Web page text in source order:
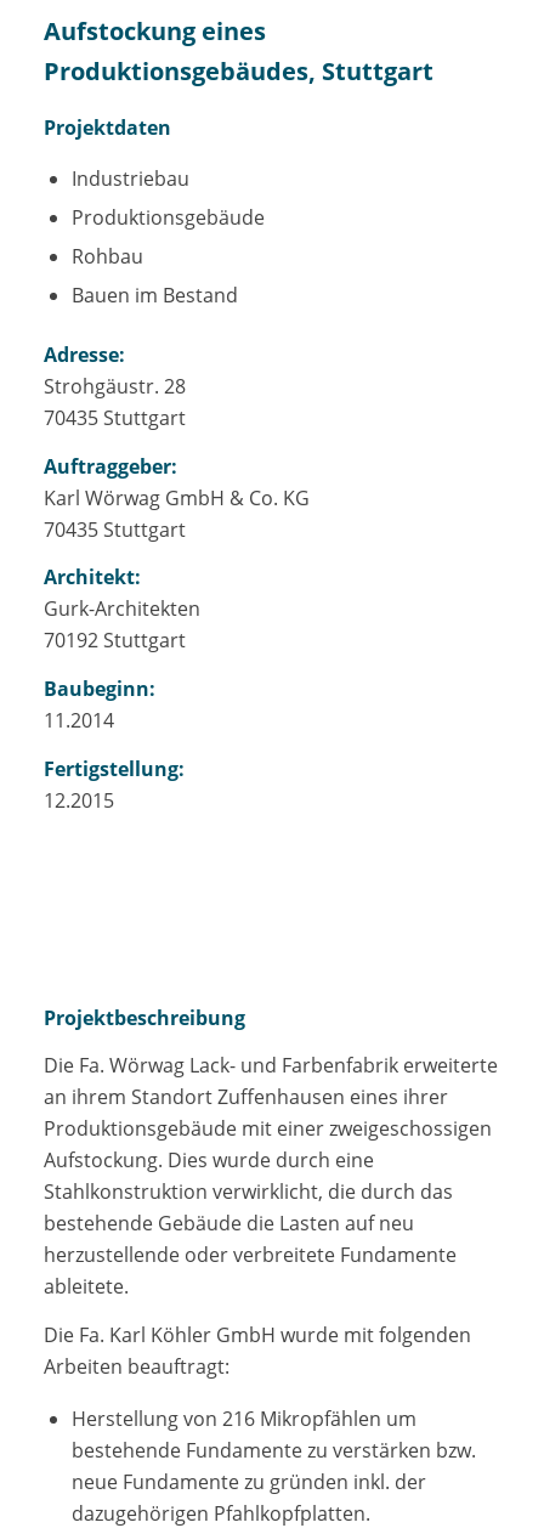
Aufstockung eines
Produktionsgebäudes, Stuttgart
Projektdaten
Industriebau
Produktionsgebäude
Rohbau
Bauen im Bestand
Adresse:
Strohgäustr. 28
70435 Stuttgart
Auftraggeber:
Karl Wörwag GmbH & Co. KG
70435 Stuttgart
Architekt:
Gurk-Architekten
70192 Stuttgart
Baubeginn:
11.2014
Fertigstellung:
12.2015
Projektbeschreibung
Die Fa. Wörwag Lack- und Farbenfabrik erweiterte
an ihrem Standort Zuffenhausen eines ihrer
Produktionsgebäude mit einer zweigeschossigen
Aufstockung. Dies wurde durch eine
Stahlkonstruktion verwirklicht, die durch das
bestehende Gebäude die Lasten auf neu
herzustellende oder verbreitete Fundamente
ableitete.
Die Fa. Karl Köhler GmbH wurde mit folgenden
Arbeiten beauftragt:
Herstellung von 216 Mikropfählen um
bestehende Fundamente zu verstärken bzw.
neue Fundamente zu gründen inkl. der
dazugehörigen Pfahlkopfplatten.